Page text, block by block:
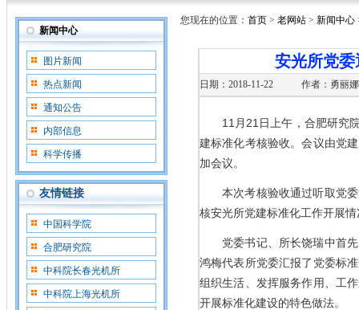
新闻中心
图片新闻
热点新闻
通知公告
内部信息
科学传播
友情链接
中国科学院
合肥研究院
中科院长春光机所
中科院上海光机所
您现在的位置： 首页 > 老网站 > 新闻中心
安光所党
日期：2018-11-22 作者：勇丽娜
11月21日上午，合肥研究
建标准化考核验收。会议由党
加会议。
本次考核验收通过听取党
核安光所党建标准化工作开展情
党委书记、所长饶瑞中首
鸿梅代表所党委汇报了党委标
组织生活、发挥服务作用、工
开展标准化建设的特色做法。